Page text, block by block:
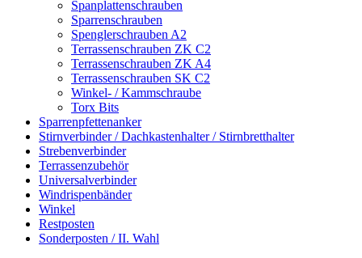
Spanplattenschrauben
Sparrenschrauben
Spenglerschrauben A2
Terrassenschrauben ZK C2
Terrassenschrauben ZK A4
Terrassenschrauben SK C2
Winkel- / Kammschraube
Torx Bits
Sparrenpfettenanker
Stirnverbinder / Dachkastenhalter / Stirnbretthalter
Strebenverbinder
Terrassenzubehör
Universalverbinder
Windrispenbänder
Winkel
Restposten
Sonderposten / II. Wahl